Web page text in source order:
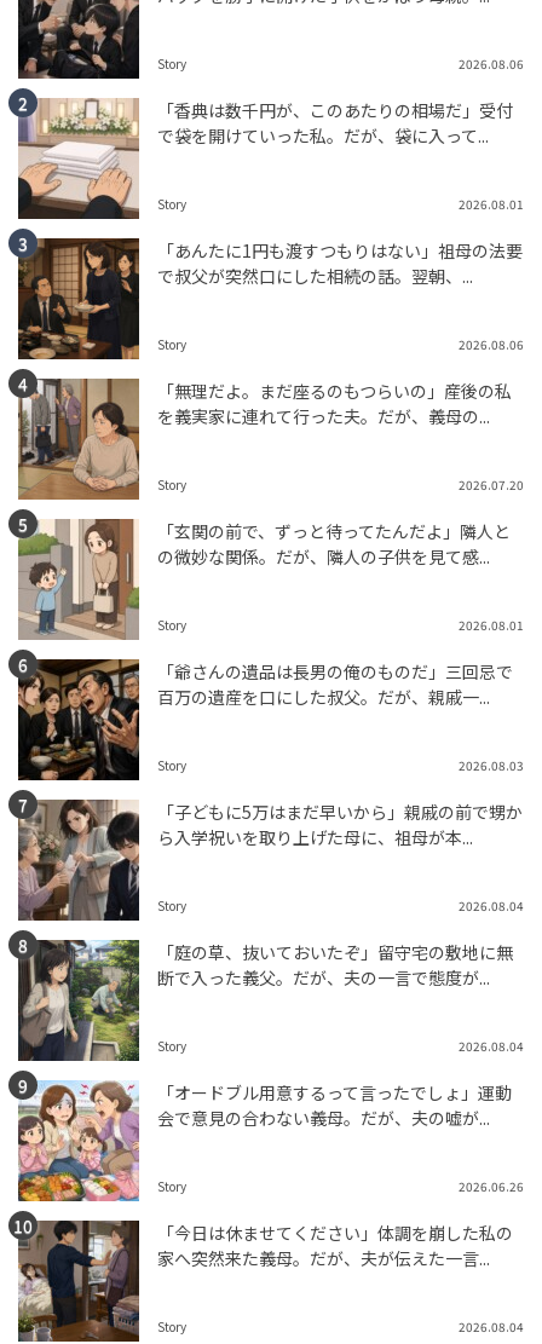
Story 2026.08.06
「香典は数千円が、このあたりの相場だ」受付
で袋を開けていった私。だが、袋に入って...
Story 2026.08.01
「あんたに1円も渡すつもりはない」祖母の法要
で叔父が突然口にした相続の話。翌朝、...
Story 2026.08.06
「無理だよ。まだ座るのもつらいの」産後の私
を義実家に連れて行った夫。だが、義母の...
Story 2026.07.20
「玄関の前で、ずっと待ってたんだよ」隣人と
の微妙な関係。だが、隣人の子供を見て感...
Story 2026.08.01
「爺さんの遺品は長男の俺のものだ」三回忌で
百万の遺産を口にした叔父。だが、親戚一...
Story 2026.08.03
「子どもに5万はまだ早いから」親戚の前で甥か
ら入学祝いを取り上げた母に、祖母が本...
Story 2026.08.04
「庭の草、抜いておいたぞ」留守宅の敷地に無
断で入った義父。だが、夫の一言で態度が...
Story 2026.08.04
「オードブル用意するって言ったでしょ」運動
会で意見の合わない義母。だが、夫の嘘が...
Story 2026.06.26
「今日は休ませてください」体調を崩した私の
家へ突然来た義母。だが、夫が伝えた一言...
Story 2026.08.04